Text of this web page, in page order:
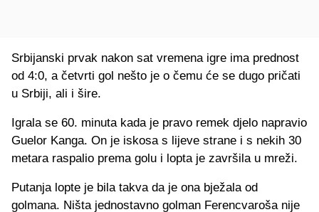
Srbijanski prvak nakon sat vremena igre ima prednost
od 4:0, a četvrti gol nešto je o čemu će se dugo pričati
u Srbiji, ali i šire.
Igrala se 60. minuta kada je pravo remek djelo napravio
Guelor Kanga. On je iskosa s lijeve strane i s nekih 30
metara raspalio prema golu i lopta je završila u mreži.
Putanja lopte je bila takva da je ona bježala od
golmana. Ništa jednostavno golman Ferencvaroša nije